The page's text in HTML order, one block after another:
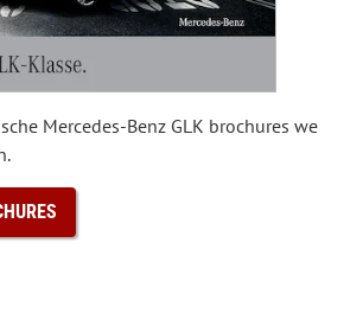
Mercedes-Benz GLK brochures we